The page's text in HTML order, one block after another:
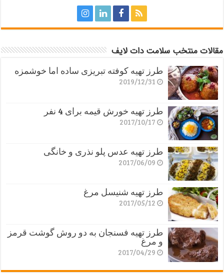
مقالات منتخب سلامت دات لایف
طرز تهیه کوفته تبریزی ساده اما خوشمزه
2019/12/31
طرز تهیه خورش قیمه برای 4 نفر
2017/10/17
طرز تهیه عدس پلو نذری و خانگی
2017/06/09
طرز تهیه شنیسل مرغ
2017/05/12
طرز تهیه فسنجان به دو روش گوشت قرمز
و مرغ
2017/04/29